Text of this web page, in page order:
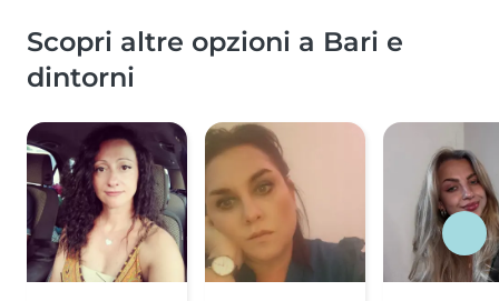
Scopri altre opzioni a Bari e
dintorni